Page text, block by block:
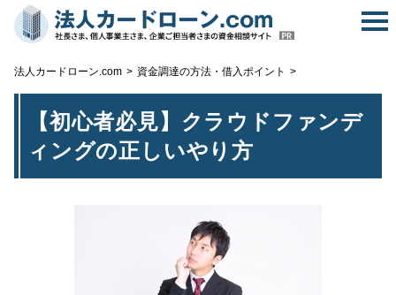
無
法人カードローン.com 資金調達の方法・借入ポイント
【初心者必見】クラウドファンデ
ィングの正しいやり方